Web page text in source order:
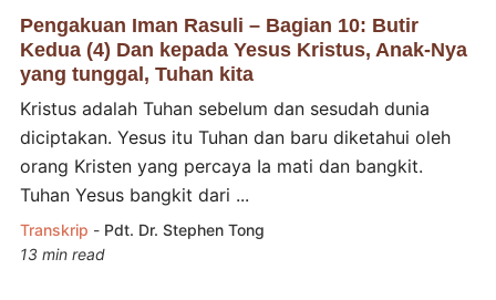
Pengakuan Iman Rasuli – Bagian 10: Butir
Kedua (4) Dan kepada Yesus Kristus, Anak-Nya
yang tunggal, Tuhan kita
Kristus adalah Tuhan sebelum dan sesudah dunia
diciptakan. Yesus itu Tuhan dan baru diketahui oleh
orang Kristen yang percaya Ia mati dan bangkit.
Tuhan Yesus bangkit dari ...
Transkrip - Pdt. Dr. Stephen Tong
13 min read